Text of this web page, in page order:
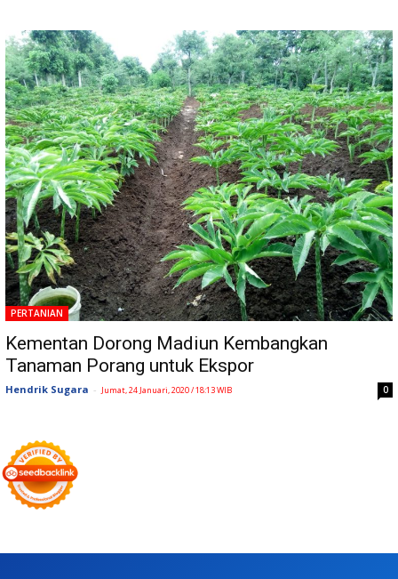
PERTANIAN
Kementan Dorong Madiun Kembangkan
Tanaman Porang untuk Ekspor
Hendrik Sugara - Jumat, 24 Januari, 2020 / 18:13 WIB 0